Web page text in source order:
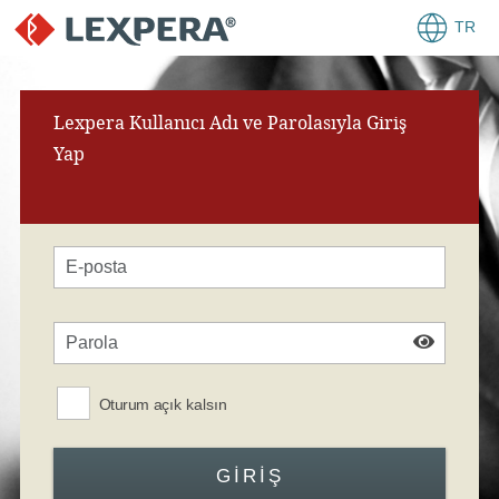
TR
Lexpera Kullanıcı Adı ve Parolasıyla Giriş
Yap
Oturum açık kalsın
GIRIŞ